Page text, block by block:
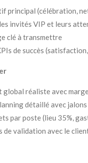
principal (célébration,
invités VIP et leurs
clé à transmettre
de succès
global réaliste avec
détaillé avec jalons
par poste (lieu 35%,
de validation avec le